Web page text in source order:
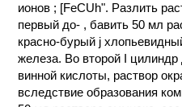
ионов ; [FeCUh". Разлить
первый до- , бавить 50 мл
красно-бурый j
железа. Во второй I
винной кислоты, раствор
вследствие образования